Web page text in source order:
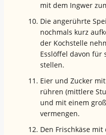
mit dem Ingwer
Die angerührte
nochmals kurz
der Kochstelle
Esslöffel davon für
stellen.
Eier und Zucker
rühren (mittlere
und mit einem
vermengen.
Den Frischkäse